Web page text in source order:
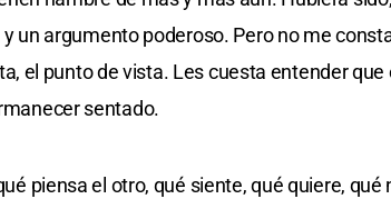
un argumento poderoso. Pero no me
el punto de vista. Les cuesta entender
sentado.
piensa el otro, qué siente, qué quiere,